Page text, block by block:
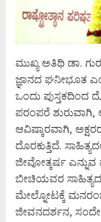
ಮುಖ್ಯ ಅತಿಥಿ ಡಾ.
ಜ್ಞಾನದ ಘನೀಭೂತ
ಒಂದು
ಪರಂಪರೆ ಶುರುವಾಗಿ,
ಆವಿಷ್ಕಾರವಾಗಿ,
ದೊರಕುತ್ತಿದೆ.
ಜೀವೋತ್ಕರ್ಷ
ಬೀಚಿಯವರ ಸಾಹಿತ್ಯದ
ಮೇಲ್ನೋಟಕ್ಕೆ
ಜೀವನದರ್ಶನ,